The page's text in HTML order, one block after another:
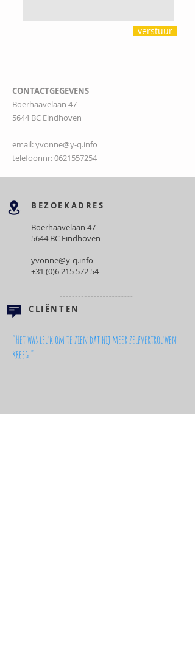
verstuur
CONTACTGEGEVENS
Boerhaavelaan 47
5644 BC Eindhoven
email:yvonne@y-q.info
telefoonnr:0621557254
BEZOEKADRES
Boerhaavelaan 47
5644 BC Eindhoven
yvonne@y-q.info
+31 (0)6 215 572 54
CLIËNTEN
"Het was leuk om te zien dat hij meer zelfvertrouwen
kreeg."